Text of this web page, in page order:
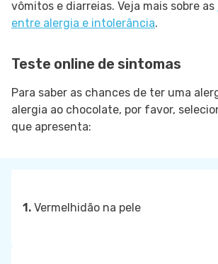
vômitos e diarreias. Veja mais sobre as
entre alergia e intolerância.
Teste online de sintomas
Para saber as chances de ter uma
alergia ao chocolate, por favor,
que apresenta:
1. Vermelhidão na pele